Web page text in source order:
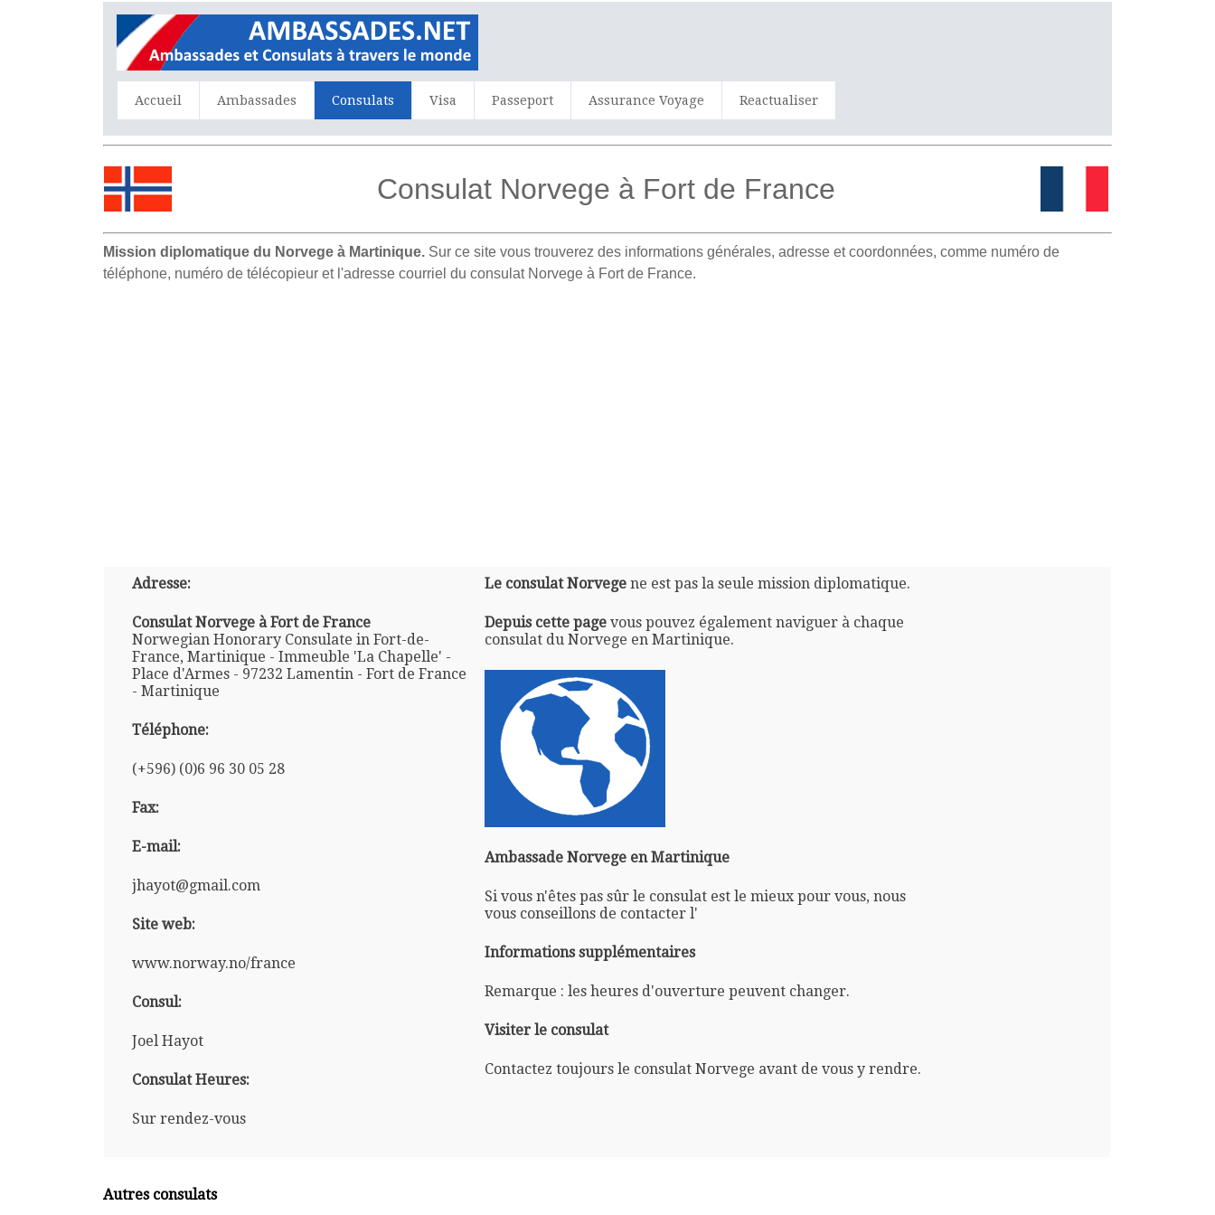
Accueil Ambassades Consulats Visa Passeport Assurance Voyage Reactualiser
Consulat Norvege à Fort de France
Mission diplomatique du Norvege à Martinique. Sur ce site vous trouverez des informations générales, adresse et coordonnées, comme numéro de
téléphone, numéro de télécopieur et l'adresse courriel du consulat Norvege à Fort de France.
Adresse:
Consulat Norvege à Fort de France
Norwegian Honorary Consulate in Fort-de-
France, Martinique - Immeuble 'La Chapelle' -
Place d'Armes - 97232 Lamentin - Fort de France
- Martinique
Téléphone:
(+596) (0)6 96 30 05 28
Fax:
E-mail:
jhayot@gmail.com
Site web:
www.norway.no/france
Consul:
Joel Hayot
Consulat Heures:
Sur rendez-vous
Le consulat Norvegene est pas la seule mission diplomatique.
Depuis cette pagevous pouvez également naviguer à chaque
consulat du Norvege en Martinique.
Ambassade Norvege en Martinique
Si vous n'êtes pas sûr le consulat est le mieux pour vous, nous
vous conseillons de contacter l'
Informations supplémentaires
Remarque : les heures d'ouverture peuvent changer.
Visiter le consulat
Contactez toujours le consulat Norvege avant de vous y rendre.
Autres consulats